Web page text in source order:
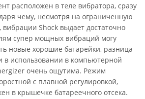
расположен в теле вибратора, сразу
чему, несмотря на ограниченную
Shock выдает достаточно
супер мощных вибраций могу
новые хорошие батарейки, разница
использовании в компьютерной
очень ощутима. Режим
с плавной регулировкой,
в крышечке батареечного отсека.